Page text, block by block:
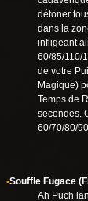
détoner
dans la
infligeant
60/85/110/
de votre
Magique)
Temps de
secondes.
60/70/80/
•Souffle Fugace
Ah Puch